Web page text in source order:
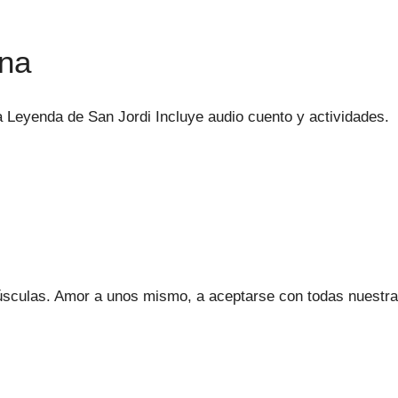
de San Jordi Incluye audio cuento y actividades.
Amor a unos mismo, a aceptarse con todas